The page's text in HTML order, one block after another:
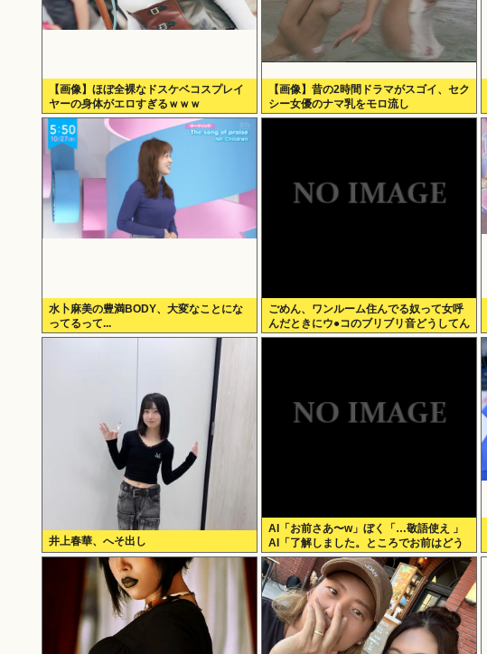
【画像】ほぼ全裸なドスケベコスプレイ
ヤーの身体がエロすぎるｗｗｗ
【画像】昔の2時間ドラマがスゴイ、セク
シー女優のナマ乳をモロ流し
水卜麻美の豊満BODY、大変なことにな
ってるって...
ごめん、ワンルーム住んでる奴って女呼
んだときにウ●コのブリブリ音どうしてん
の？？
井上春華、へそ出し
AI「お前さあ〜w」ぼく「…敬語使え 」
AI「了解しました。ところでお前はどう
思いますか？」 これ